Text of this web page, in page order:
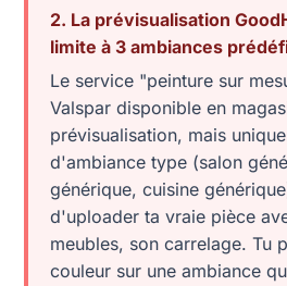
2. La prévisualisation
limite à 3 ambiances
Le service "peinture sur
Valspar disponible en
prévisualisation, mais
d'ambiance type (salon
générique, cuisine
d'uploader ta vraie pièce
meubles, son carrelage. Tu
couleur sur une ambiance